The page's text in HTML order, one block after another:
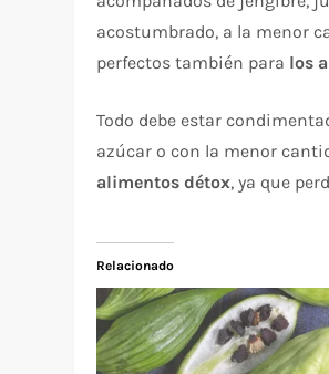
acostumbrado, a la menor
perfectos también para los
Todo debe estar
azúcar o con la menor
alimentos détox, ya que
Relacionado